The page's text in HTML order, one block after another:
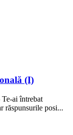
(I)
ai întrebat
răspunsurile posi...